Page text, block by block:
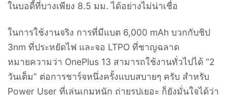
ในบอดี้ที่บางเพียง 8.5 มม. ได้อย่างไม่น่าเชื่อ
ในการใช้งานจริง การที่มีแบต 6,000 mAh บวกกับชิป
3nm ที่ประหยัดไฟ และจอ LTPO ที่ชาญฉลาด
หมายความว่า OnePlus 13 สามารถใช้งานทั่วไปได้ “2
วันเต็ม” ต่อการชาร์จหนึ่งครั้งแบบสบายๆ ครับ สำหรับ
Power User ที่เล่นเกมหนัก ถ่ายรูปเยอะ ก็ยังมั่นใจได้ว่า